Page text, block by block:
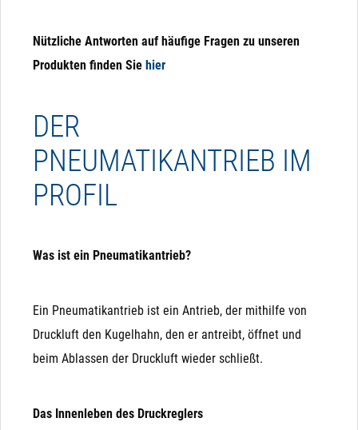
Nützliche Antworten auf häufige Fragen zu unseren
Produkten finden Sie hier
DER
PNEUMATIKANTRIEB IM
PROFIL
Was ist ein Pneumatikantrieb?
Ein Pneumatikantrieb ist ein Antrieb, der mithilfe von
Druckluft den Kugelhahn, den er antreibt, öffnet und
beim Ablassen der Druckluft wieder schließt.
Das Innenleben des Druckreglers